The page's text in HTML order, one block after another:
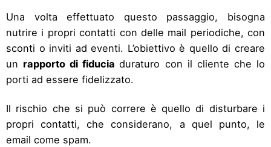
Una volta effettuato questo passaggio, bisogna
nutrire i propri contatti con delle mail periodiche, con
sconti o inviti ad eventi. L’obiettivo è quello di creare
un rapporto di fiduciaduraturo con il cliente che lo
porti ad essere fidelizzato.
Il rischio che si può correre è quello di disturbare i
propri contatti, che considerano, a quel punto, le
email come spam.